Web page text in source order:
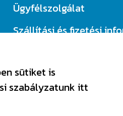
Ügyfélszolgálat
Szállítási és fizetési
sütiket is
szabályzatunk itt